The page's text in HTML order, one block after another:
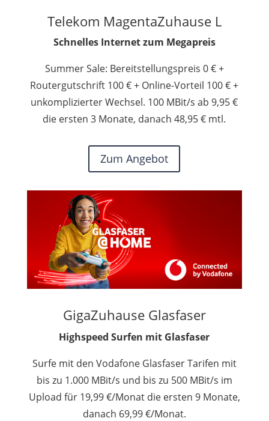
Telekom MagentaZuhause L
Schnelles Internet zum Megapreis
Summer Sale: Bereitstellungspreis 0 € +
Routergutschrift 100 € + Online-Vorteil 100 € +
unkomplizierter Wechsel. 100 MBit/s ab 9,95 €
die ersten 3 Monate, danach 48,95 € mtl.
Zum Angebot
GigaZuhause Glasfaser
Highspeed Surfen mit Glasfaser
Surfe mit den Vodafone Glasfaser Tarifen mit
bis zu 1.000 MBit/s und bis zu 500 MBit/s im
Upload für 19,99 €/Monat die ersten 9 Monate,
danach 69,99 €/Monat.